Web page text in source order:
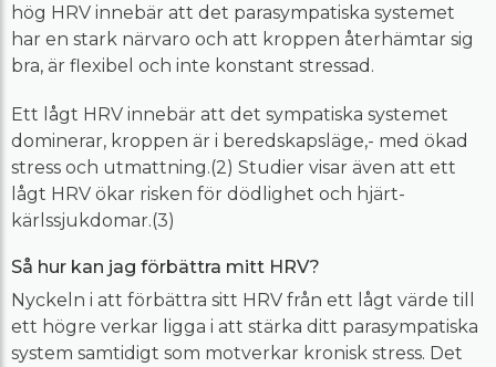
hög HRV innebär att det parasympatiska systemet
har en stark närvaro och att kroppen återhämtar sig
bra, är flexibel och inte konstant stressad.
Ett lågt HRV innebär att det sympatiska systemet
dominerar, kroppen är i beredskapsläge,- med ökad
stress och utmattning.(2) Studier visar även att ett
lågt HRV ökar risken för dödlighet och hjärt-
kärlssjukdomar.(3)
Så hur kan jag förbättra mitt HRV?
Nyckeln i att förbättra sitt HRV från ett lågt värde till
ett högre verkar ligga i att stärka ditt parasympatiska
system samtidigt som motverkar kronisk stress. Det